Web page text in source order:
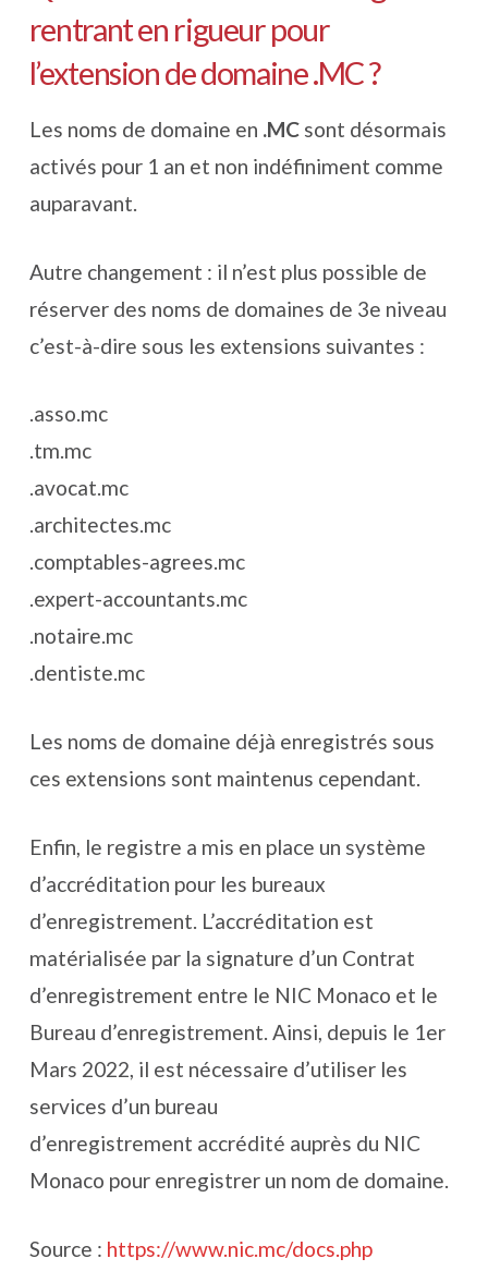
rentrant en rigueur pour
l’extension de domaine .MC ?
Les noms de domaine en .MCsont désormais
activés pour 1 an et non indéfiniment comme
auparavant.
Autre changement : il n’est plus possible de
réserver des noms de domaines de 3e niveau
c’est-à-dire sous les extensions suivantes :
.asso.mc
.tm.mc
.avocat.mc
.architectes.mc
.comptables-agrees.mc
.expert-accountants.mc
.notaire.mc
.dentiste.mc
Les noms de domaine déjà enregistrés sous
ces extensions sont maintenus cependant.
Enfin, le registre a mis en place un système
d’accréditation pour les bureaux
d’enregistrement. L’accréditation est
matérialisée par la signature d’un Contrat
d’enregistrement entre le NIC Monaco et le
Bureau d’enregistrement. Ainsi, depuis le 1er
Mars 2022, il est nécessaire d’utiliser les
services d’un bureau
d’enregistrement accrédité auprès du NIC
Monaco pour enregistrer un nom de domaine.
Source : https://www.nic.mc/docs.php